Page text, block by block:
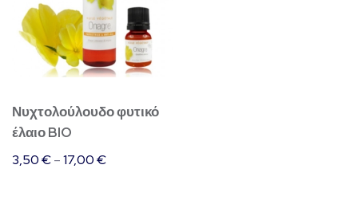
πολλαπλές
παραλλαγές.
μπορούν
επιλεγούν
Νυχτολούλουδο φυτικό
έλαιο BIO
3,50€–17,00€